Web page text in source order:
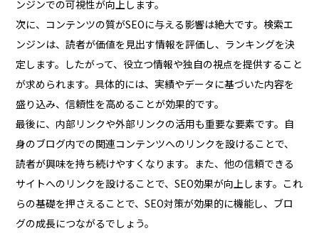
ンジンでの可視性が向上します。
次に、コンテンツの質がSEOに与える影響は絶大です。検索エ
ンジンは、読者が価値を見出す情報を評価し、ランキングを決
定します。したがって、役立つ情報や独自の視点を提供すること
が求められます。具体的には、実績やデータに基づいた内容を
盛り込み、信頼性を高めることが効果的です。
最後に、内部リンクや外部リンクの活用も重要な要素です。自
身のブログ内での関連コンテンツへのリンクを設けることで、
読者が興味を持ち続けやすくなります。また、他の信頼できる
サイトへのリンクを設けることで、SEO効果が向上します。これ
らの基礎を押さえることで、SEO対策が効果的に機能し、ブロ
グの成長につながるでしょう。